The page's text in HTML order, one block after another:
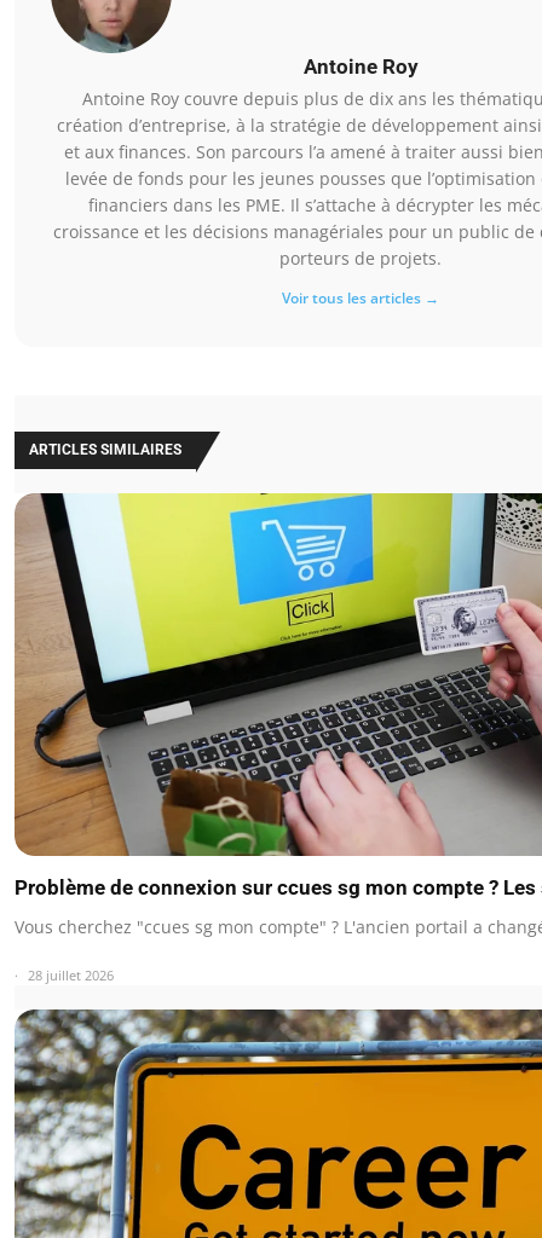
Antoine Roy
Antoine Roy couvre depuis plus de dix ans les
création d’entreprise, à la stratégie de développement
et aux finances. Son parcours l’a amené à traiter aussi
levée de fonds pour les jeunes pousses que l’optimisation
financiers dans les PME. Il s’attache à décrypter les
croissance et les décisions managériales pour un public
porteurs de projets.
Voir tous les articles →
ARTICLES SIMILAIRES
Problème de connexion sur ccues sg mon compte ?
Vous cherchez "ccues sg mon compte" ? L'ancien portail a
28 juillet 2026